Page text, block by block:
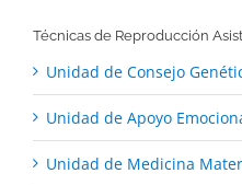
Técnicas de Reproducción
Unidad de Consejo
Unidad de Apoyo
Unidad de Medicina